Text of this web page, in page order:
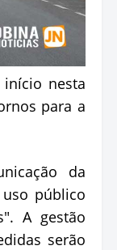
início nesta
para a
da
público
A gestão
serão